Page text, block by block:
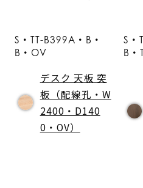
S・TT-B399A・B・
B・OV
デスク 天板 突
板（配線孔・W
2400・D140
0・OV）
S・
B・